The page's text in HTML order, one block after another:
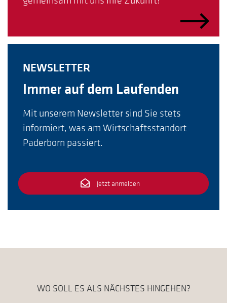
NEWSLETTER
Immer auf dem Laufenden
Mit unserem Newsletter sind Sie stets
informiert, was am Wirtschaftsstandort
Paderborn passiert.
Jetzt anmelden
WO SOLL ES ALS NÄCHSTES HINGEHEN?